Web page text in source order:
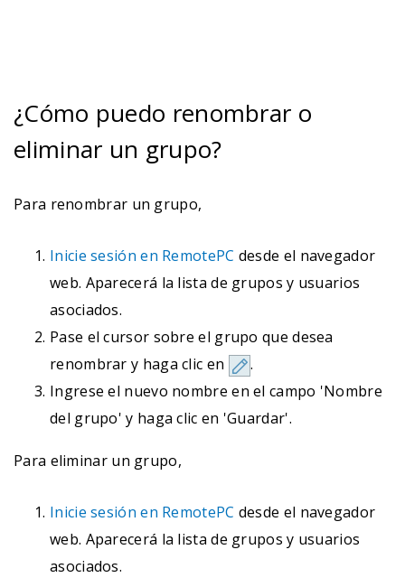
¿Cómo puedo renombrar o
eliminar un grupo?
Para renombrar un grupo,
Inicie sesión en RemotePC desde el navegador
web. Aparecerá la lista de grupos y usuarios
asociados.
Pase el cursor sobre el grupo que desea
renombrar y haga clic en
.
Ingrese el nuevo nombre en el campo 'Nombre
del grupo' y haga clic en 'Guardar'.
Para eliminar un grupo,
Inicie sesión en RemotePC desde el navegador
web. Aparecerá la lista de grupos y usuarios
asociados.